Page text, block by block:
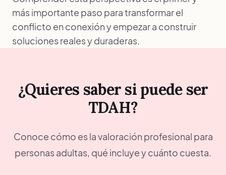
más importante paso para transformar el
conflicto en conexión y empezar a construir
soluciones reales y duraderas.
¿Quieres saber si puede ser
TDAH?
Conoce cómo es la valoración profesional para
personas adultas, qué incluye y cuánto cuesta.